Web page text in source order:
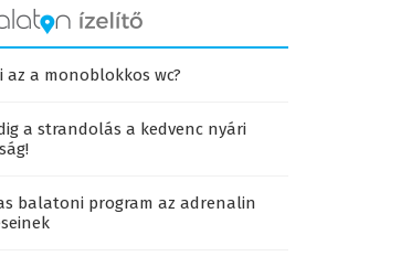
az a monoblokkos wc?
a strandolás a kedvenc nyári
balatoni program az adrenalin